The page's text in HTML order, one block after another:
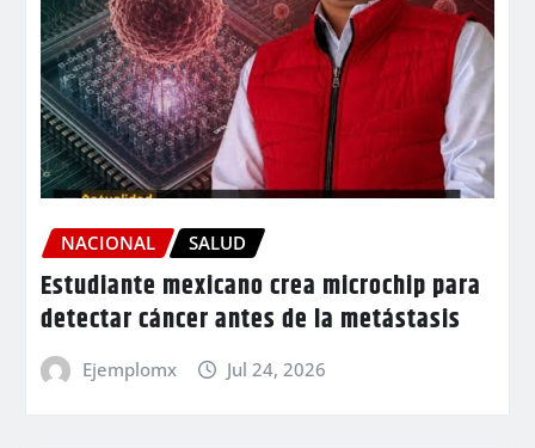
NACIONAL SALUD
Estudiante mexicano crea microchip para
detectar cáncer antes de la metástasis
Ejemplomx Jul 24, 2026